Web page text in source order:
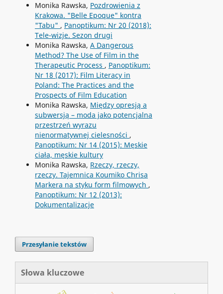
Monika Rawska, Pozdrowienia z
Krakowa. "Belle Epoque" kontra
"Tabu" , Panoptikum: Nr 20 (2018):
Tele-wizje. Sezon drugi
Monika Rawska, A Dangerous
Method? The Use of Film in the
Therapeutic Process , Panoptikum:
Nr 18 (2017): Film Literacy in
Poland: The Practices and the
Prospects of Film Education
Monika Rawska, Między opresją a
subwersją – moda jako potencjalna
przestrzeń wyrazu
nienormatywnej cielesności ,
Panoptikum: Nr 14 (2015): Męskie
ciała, męskie kultury
Monika Rawska, Rzeczy, rzeczy,
rzeczy. Tajemnica Koumiko Chrisa
Markera na styku form filmowych ,
Panoptikum: Nr 12 (2013):
Dokumentalizacje
Przesyłanie tekstów
Słowa kluczowe